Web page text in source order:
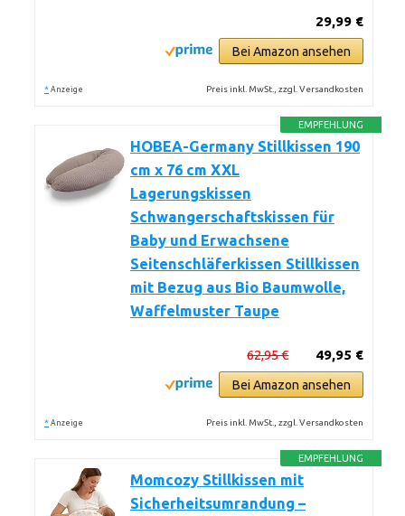
29,99 €
Bei Amazon ansehen
* Anzeige Preis inkl. MwSt., zzgl. Versandkosten
EMPFEHLUNG
HOBEA-Germany Stillkissen 190
cm x 76 cm XXL
Lagerungskissen
Schwangerschaftskissen für
Baby und Erwachsene
Seitenschläferkissen Stillkissen
mit Bezug aus Bio Baumwolle,
Waffelmuster Taupe
49,95 €
62,95 €
Bei Amazon ansehen
* Anzeige Preis inkl. MwSt., zzgl. Versandkosten
EMPFEHLUNG
Momcozy Stillkissen mit
Sicherheitsumrandung –